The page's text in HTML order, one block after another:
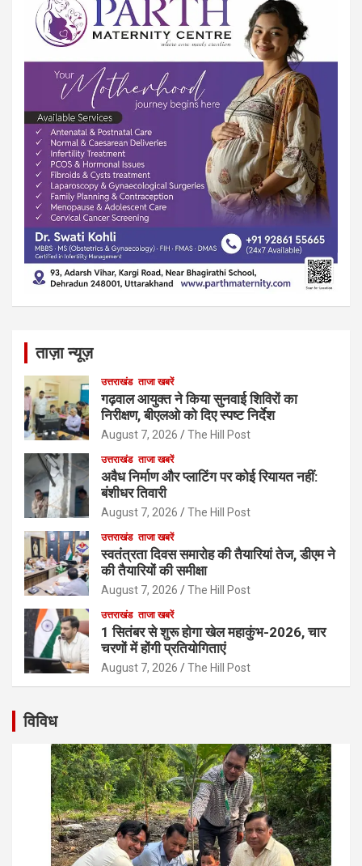
ताज़ा न्यूज़
उत्तराखंड ताजा खबरें
गढ़वाल आयुक्त ने किया सुनवाई शिविरों का
निरीक्षण, बीएलओ को दिए स्पष्ट निर्देश
August 7, 2026 The Hill Post
उत्तराखंड ताजा खबरें
अवैध निर्माण और प्लाटिंग पर कोई रियायत नहीं:
बंशीधर तिवारी
August 7, 2026 The Hill Post
उत्तराखंड ताजा खबरें
स्वतंत्रता दिवस समारोह की तैयारियां तेज, डीएम ने
की तैयारियों की समीक्षा
August 7, 2026 The Hill Post
उत्तराखंड ताजा खबरें
1 सितंबर से शुरू होगा खेल महाकुंभ-2026, चार
चरणों में होंगी प्रतियोगिताएं
August 7, 2026 The Hill Post
विविध